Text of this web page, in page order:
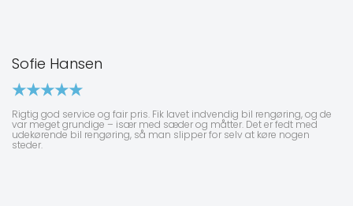
Sofie Hansen
Rigtig god service og fair pris. Fik lavet indvendig bil rengøring, og de
var meget grundige – især med sæder og måtter. Det er fedt med
udekørende bil rengøring, så man slipper for selv at køre nogen
steder.